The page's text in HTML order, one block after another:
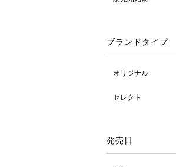
ブランドタイプ
オリジナル
セレクト
発売日